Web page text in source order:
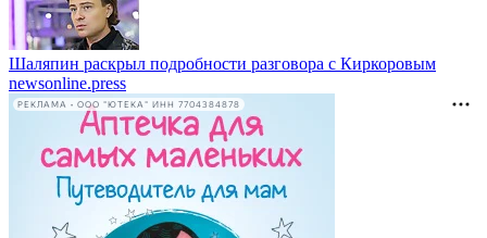
Шаляпин раскрыл подробности разговора с Киркоровым
newsonline.press
РЕКЛАМА • ООО "ЮТЕКА" ИНН 7704384878